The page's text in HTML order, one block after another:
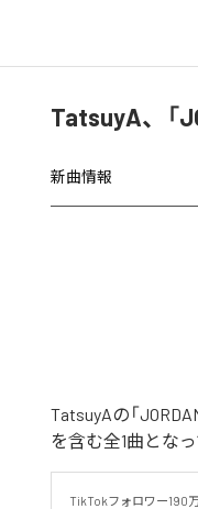
TatsuyA、「
新曲情報
TatsuyAの「
を含む全1曲となっ
TikTokフォロワー190